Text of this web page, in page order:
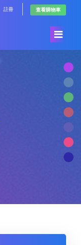
註冊 查看購物車